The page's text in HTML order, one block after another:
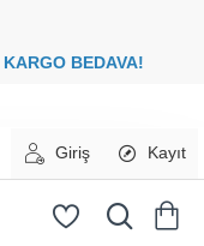
KARGO
Giriş Kayıt